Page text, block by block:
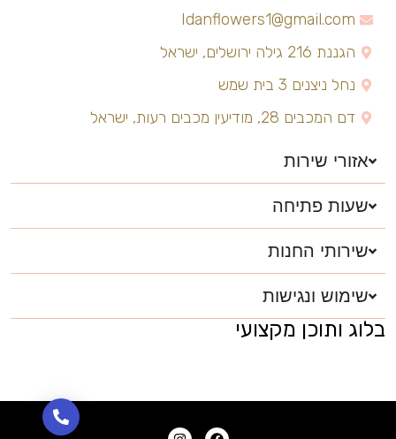
Idanflowers1@gmail.com
הגננת 216 גילה ירושלים, ישראל
נחל ניצנים 3 בית שמש
דם המכבים 28, מודיעין מכבים רעות, ישראל
אזורי שירות
שעות פתיחה
שירותי החנות
שימוש ונגישות
בלוג ותוכן מקצועי